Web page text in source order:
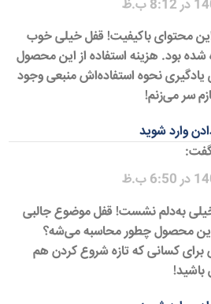
محتوای باکیفیت! قفل خیلی خوب
بود. هزینه استفاده از این محصول
یادگیری نحوه استفاده‌اش منبعی وجود
سر می‌زنم!
وارد شوید
به‌دلم نشست! قفل موضوع جالبی
محصول چطور محاسبه می‌شه؟
برای کسانی که تازه شروع کردن هم
باشید!